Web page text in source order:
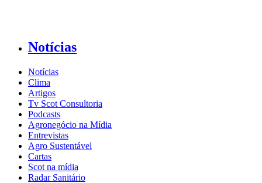
Notícias
Notícias
Clima
Artigos
Tv Scot Consultoria
Podcasts
Agronegócio na Mídia
Entrevistas
Agro Sustentável
Cartas
Scot na mídia
Radar Sanitário